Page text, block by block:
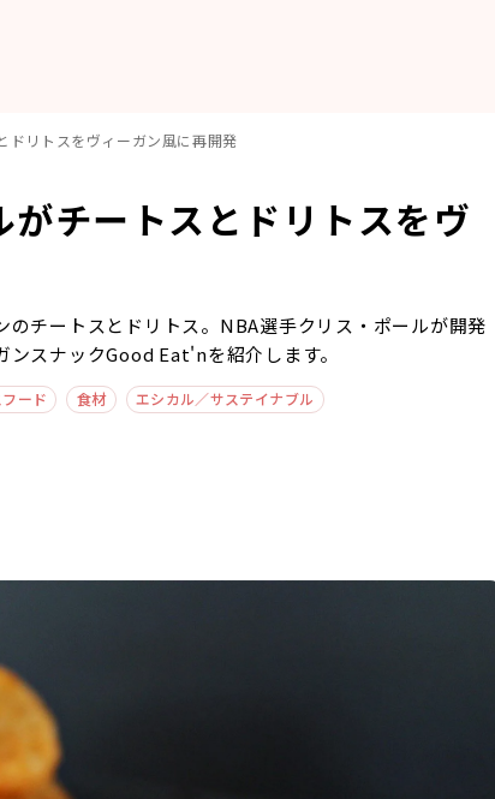
ドリトスをヴィーガン風に再開発
チートスとドリトスをヴ
チートスとドリトス。NBA選手クリス・ポールが開発
スナックGood Eat'nを紹介します。
ード 食材 エシカル／サステイナブル